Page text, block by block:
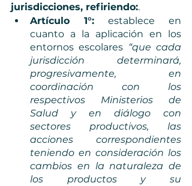
jurisdicciones, refiriendo:.
Artículo 1°: establece en
cuanto a la aplicación en los
entornos escolares “que cada
jurisdicción determinará,
progresivamente, en
coordinación con los
respectivos Ministerios de
Salud y en diálogo con
sectores productivos, las
acciones correspondientes
teniendo en consideración los
cambios en la naturaleza de
los productos y su